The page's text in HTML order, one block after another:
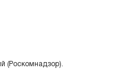
(Роскомнадзор).